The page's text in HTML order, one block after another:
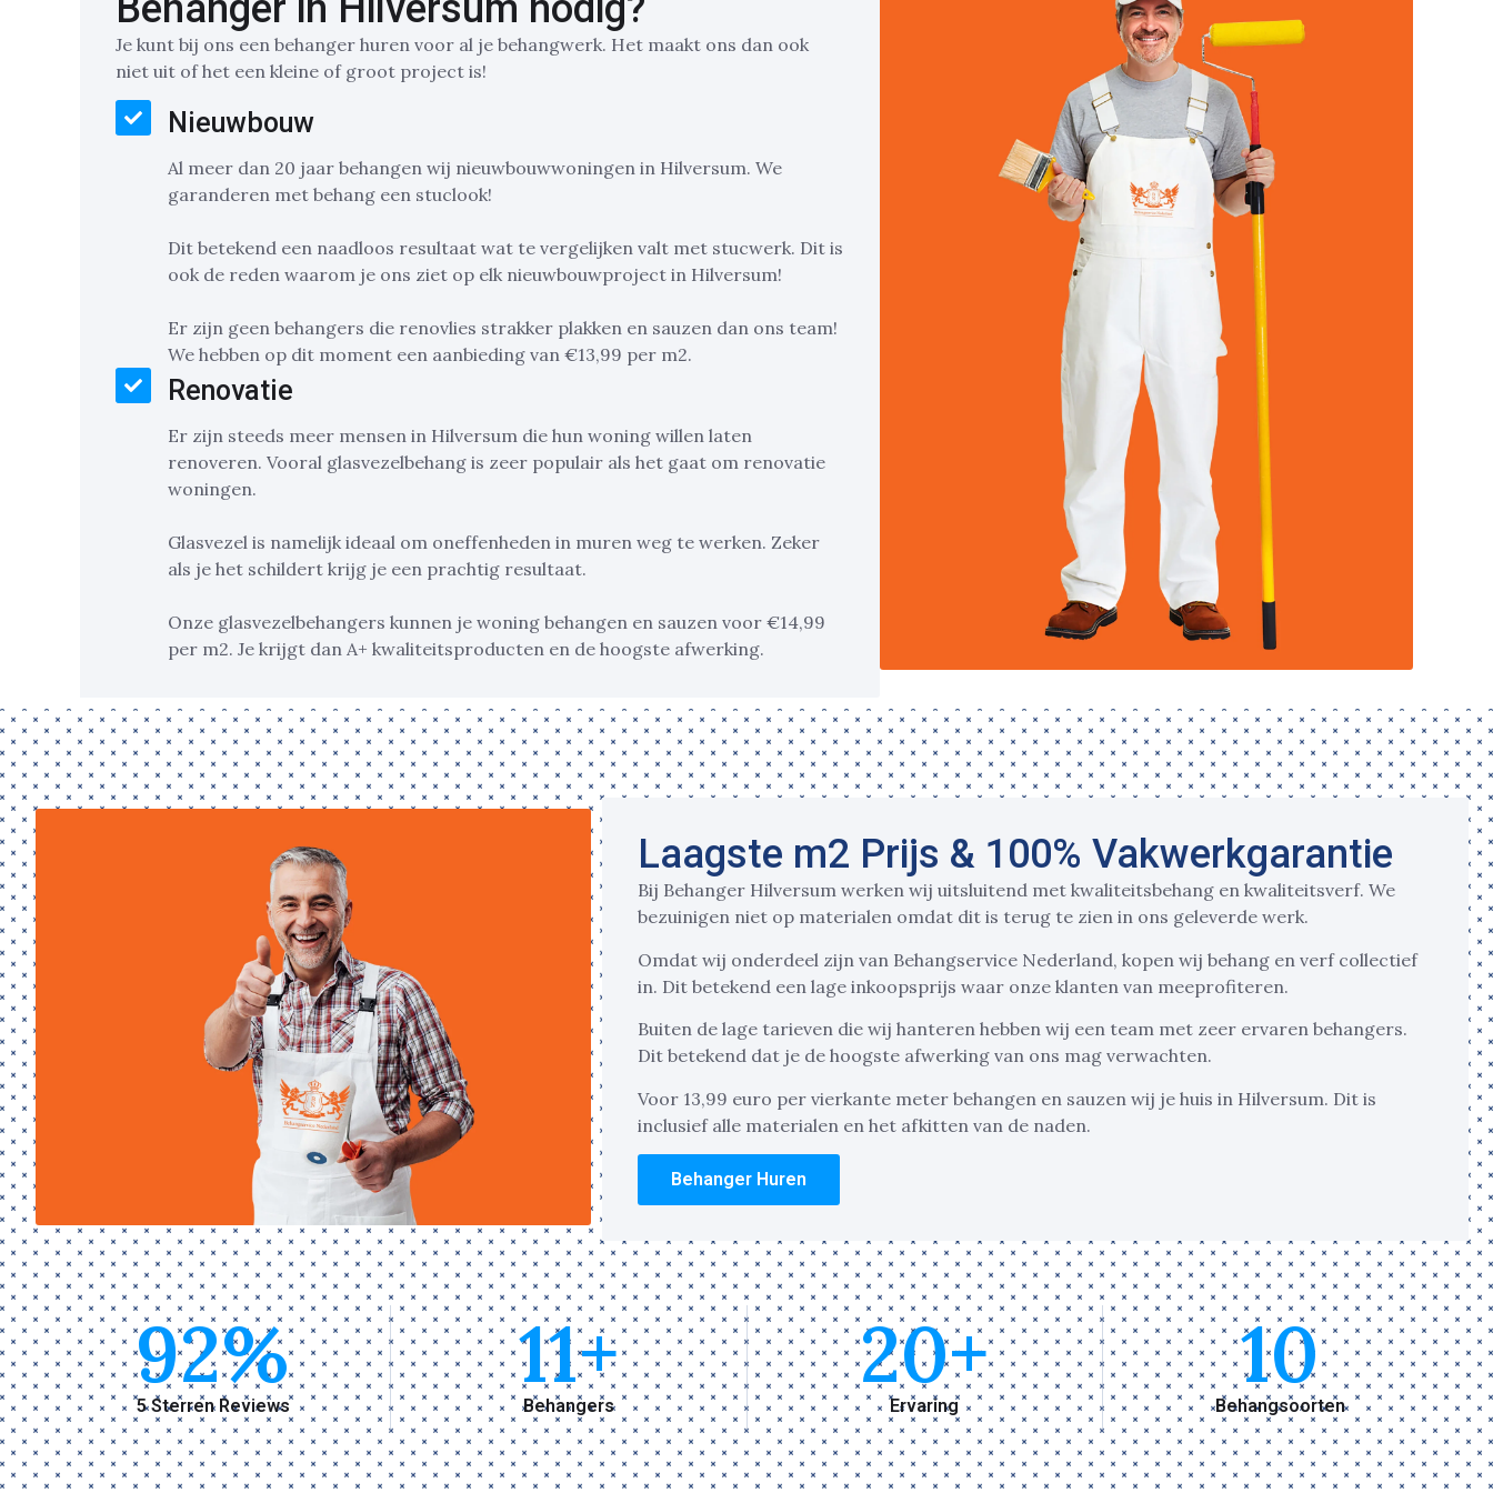
Je kunt bij ons een behanger huren voor al je behangwerk. Het maakt ons dan ook
niet uit of het een kleine of groot project is!
Nieuwbouw
Al meer dan 20 jaar behangen wij nieuwbouwwoningen in Hilversum. We
garanderen met behang een stuclook!
Dit betekend een naadloos resultaat wat te vergelijken valt met stucwerk. Dit is
ook de reden waarom je ons ziet op elk nieuwbouwproject in Hilversum!
Er zijn geen behangers die renovlies strakker plakken en sauzen dan ons team!
We hebben op dit moment een aanbieding van €13,99 per m2.
Renovatie
Er zijn steeds meer mensen in Hilversum die hun woning willen laten
renoveren. Vooral glasvezelbehang is zeer populair als het gaat om renovatie
woningen.
Glasvezel is namelijk ideaal om oneffenheden in muren weg te werken. Zeker
als je het schildert krijg je een prachtig resultaat.
Onze glasvezelbehangers kunnen je woning behangen en sauzen voor €14,99
per m2. Je krijgt dan A+ kwaliteitsproducten en de hoogste afwerking.
Laagste m2 Prijs & 100% Vakwerkgarantie
Bij Behanger Hilversum werken wij uitsluitend met kwaliteitsbehang en kwaliteitsverf. We
bezuinigen niet op materialen omdat dit is terug te zien in ons geleverde werk.
Omdat wij onderdeel zijn van Behangservice Nederland, kopen wij behang en verf collectief
in. Dit betekend een lage inkoopsprijs waar onze klanten van meeprofiteren.
Buiten de lage tarieven die wij hanteren hebben wij een team met zeer ervaren behangers.
Dit betekend dat je de hoogste afwerking van ons mag verwachten.
Voor 13,99 euro per vierkante meter behangen en sauzen wij je huis in Hilversum. Dit is
inclusief alle materialen en het afkitten van de naden.
Behanger Huren
5 Sterren Reviews
92%
Behangers
11+
Ervaring
20+
Behangsoorten
10